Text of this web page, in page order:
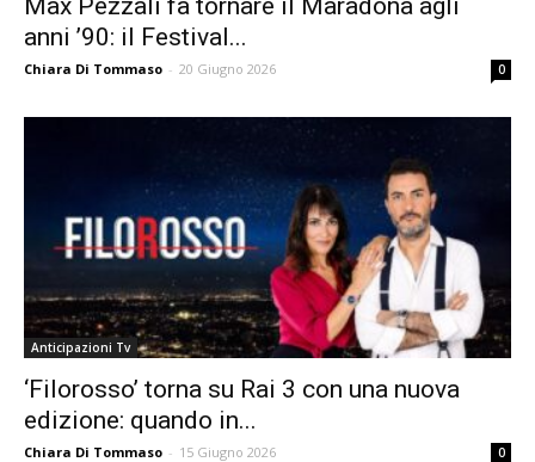
Max Pezzali fa tornare il Maradona agli
anni ’90: il Festival...
Chiara Di Tommaso - 20 Giugno 2026 0
Anticipazioni Tv
‘Filorosso’ torna su Rai 3 con una nuova
edizione: quando in...
Chiara Di Tommaso - 15 Giugno 2026 0